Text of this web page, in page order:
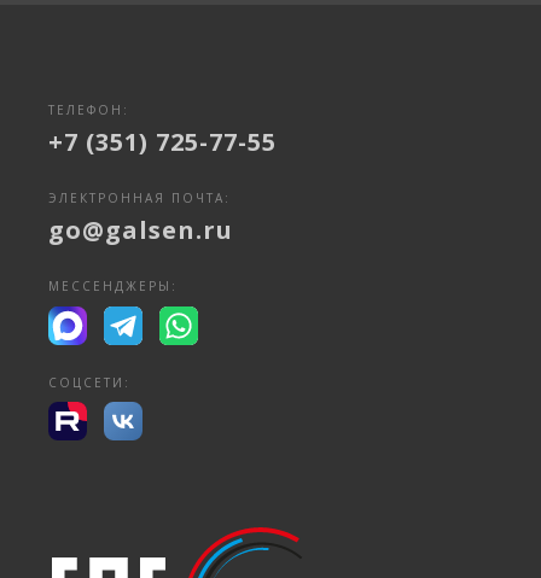
ТЕЛЕФОН:
+7 (351) 725-77-55
ЭЛЕКТРОННАЯ ПОЧТА:
go@galsen.ru
МЕССЕНДЖЕРЫ:
СОЦСЕТИ: